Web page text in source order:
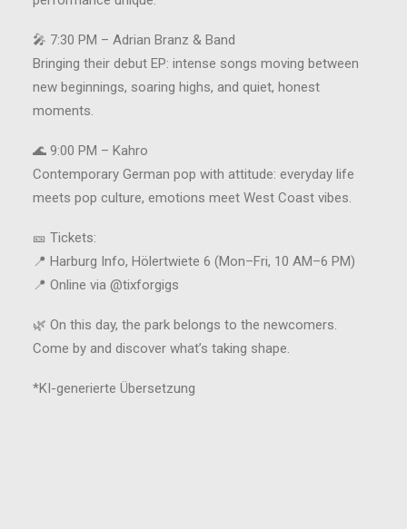
🎤 7:30 PM – Adrian Branz & Band
Bringing their debut EP: intense songs moving between
new beginnings, soaring highs, and quiet, honest
moments.
🌊 9:00 PM – Kahro
Contemporary German pop with attitude: everyday life
meets pop culture, emotions meet West Coast vibes.
🎫 Tickets:
📍 Harburg Info, Hölertwiete 6 (Mon–Fri, 10 AM–6 PM)
📍 Online via @tixforgigs
🌿 On this day, the park belongs to the newcomers.
Come by and discover what’s taking shape.
*KI-generierte Übersetzung